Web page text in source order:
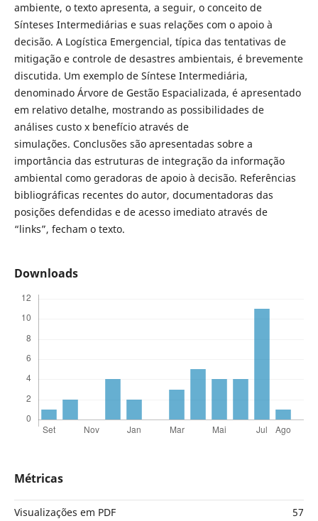
ambiente, o texto apresenta, a seguir, o conceito de
Sínteses Intermediárias e suas relações com o apoio à
decisão. A Logística Emergencial, típica das tentativas de
mitigação e controle de desastres ambientais, é brevemente
discutida. Um exemplo de Síntese Intermediária,
denominado Árvore de Gestão Espacializada, é apresentado
em relativo detalhe, mostrando as possibilidades de
análises custo x benefício através de
simulações. Conclusões são apresentadas sobre a
importância das estruturas de integração da informação
ambiental como geradoras de apoio à decisão. Referências
bibliográficas recentes do autor, documentadoras das
posições defendidas e de acesso imediato através de
“links”, fecham o texto.
Downloads
Métricas
Visualizações em PDF 57